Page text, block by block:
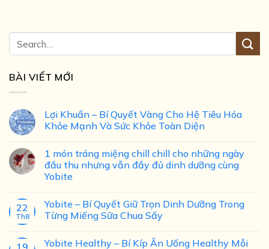
BÀI VIẾT MỚI
Lợi Khuẩn – Bí Quyết Vàng Cho Hệ Tiêu Hóa
Khỏe Mạnh Và Sức Khỏe Toàn Diện
1 món tráng miệng chill chill cho những ngày
đầu thu nhưng vẫn đầy đủ dinh dưỡng cùng
Yobite
22
Th8
Yobite – Bí Quyết Giữ Trọn Dinh Dưỡng Trong
Từng Miếng Sữa Chua Sấy
19
Yobite Healthy – Bí Kíp Ăn Uống Healthy Mỗi